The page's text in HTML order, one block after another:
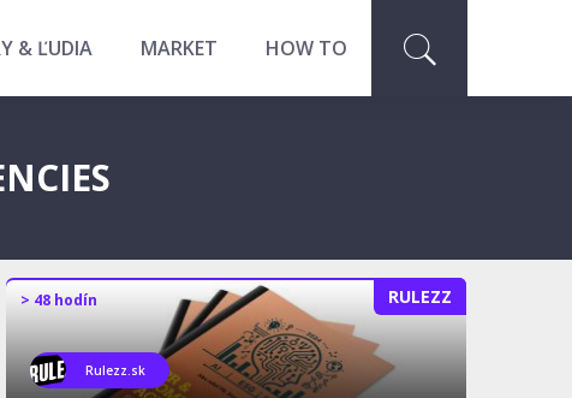
& ĽUDIA MARKET HOW TO
RULEZZ
> 48 hodín
Rulezz.sk